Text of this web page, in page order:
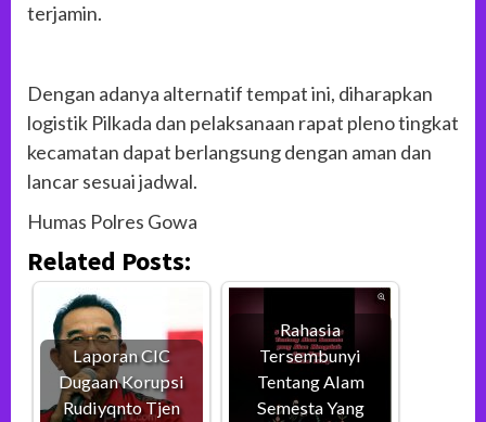
terjamin.
Dengan adanya alternatif tempat ini, diharapkan
logistik Pilkada dan pelaksanaan rapat pleno tingkat
kecamatan dapat berlangsung dengan aman dan
lancar sesuai jadwal.
Humas Polres Gowa
Related Posts:
Laporan CIC
Dugaan Korupsi
Rudiyqnto Tjen
Rahasia
Tersembunyi
Tentang Alam
Semesta Yang